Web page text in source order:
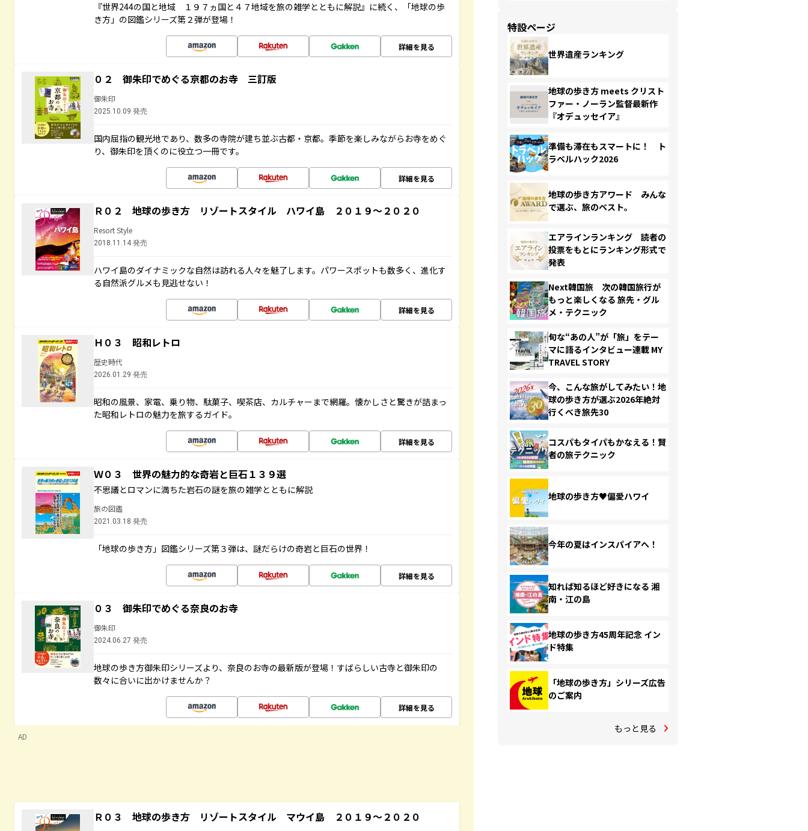
『世界244の国と地域 １９７ヵ国と４７地域を旅の雑学とともに解説』に続く、「地球の歩
き方」の図鑑シリーズ第２弾が登場！
詳細を見る
０２ 御朱印でめぐる京都のお寺 三訂版
御朱印
2025.10.09 発売
国内屈指の観光地であり、数多の寺院が建ち並ぶ古都・京都。季節を楽しみながらお寺をめぐ
り、御朱印を頂くのに役立つ一冊です。
詳細を見る
Ｒ０２ 地球の歩き方 リゾートスタイル ハワイ島 ２０１９～２０２０
Resort Style
2018.11.14 発売
ハワイ島のダイナミックな自然は訪れる人々を魅了します。パワースポットも数多く、進化す
る自然派グルメも見逃せない！
詳細を見る
Ｈ０３ 昭和レトロ
歴史時代
2026.01.29 発売
昭和の風景、家電、乗り物、駄菓子、喫茶店、カルチャーまで網羅。懐かしさと驚きが詰まっ
た昭和レトロの魅力を旅するガイド。
詳細を見る
Ｗ０３ 世界の魅力的な奇岩と巨石１３９選
不思議とロマンに満ちた岩石の謎を旅の雑学とともに解説
旅の図鑑
2021.03.18 発売
「地球の歩き方」図鑑シリーズ第３弾は、謎だらけの奇岩と巨石の世界！
詳細を見る
０３ 御朱印でめぐる奈良のお寺
御朱印
2024.06.27 発売
地球の歩き方御朱印シリーズより、奈良のお寺の最新版が登場！すばらしい古寺と御朱印の
数々に合いに出かけませんか？
詳細を見る
AD
Ｒ０３ 地球の歩き方 リゾートスタイル マウイ島 ２０１９～２０２０
特設ページ
世界遺産ランキング
地球の歩き方 meets クリスト
ファー・ノーラン監督最新作
『オデュッセイア』
準備も滞在もスマートに！ ト
ラベルハック2026
地球の歩き方アワード みんな
で選ぶ、旅のベスト。
エアラインランキング 読者の
投票をもとにランキング形式で
発表
Next韓国旅 次の韓国旅行が
もっと楽しくなる 旅先・グル
メ・テクニック
旬な“あの人”が「旅」をテー
マに語るインタビュー連載 MY
TRAVEL STORY
今、こんな旅がしてみたい！地
球の歩き方が選ぶ2026年絶対
行くべき旅先30
コスパもタイパもかなえる！賢
者の旅テクニック
地球の歩き方♥偏愛ハワイ
今年の夏はインスパイアへ！
知れば知るほど好きになる 湘
南・江の島
地球の歩き方45周年記念 イン
ド特集
「地球の歩き方」シリーズ広告
のご案内
もっと見る